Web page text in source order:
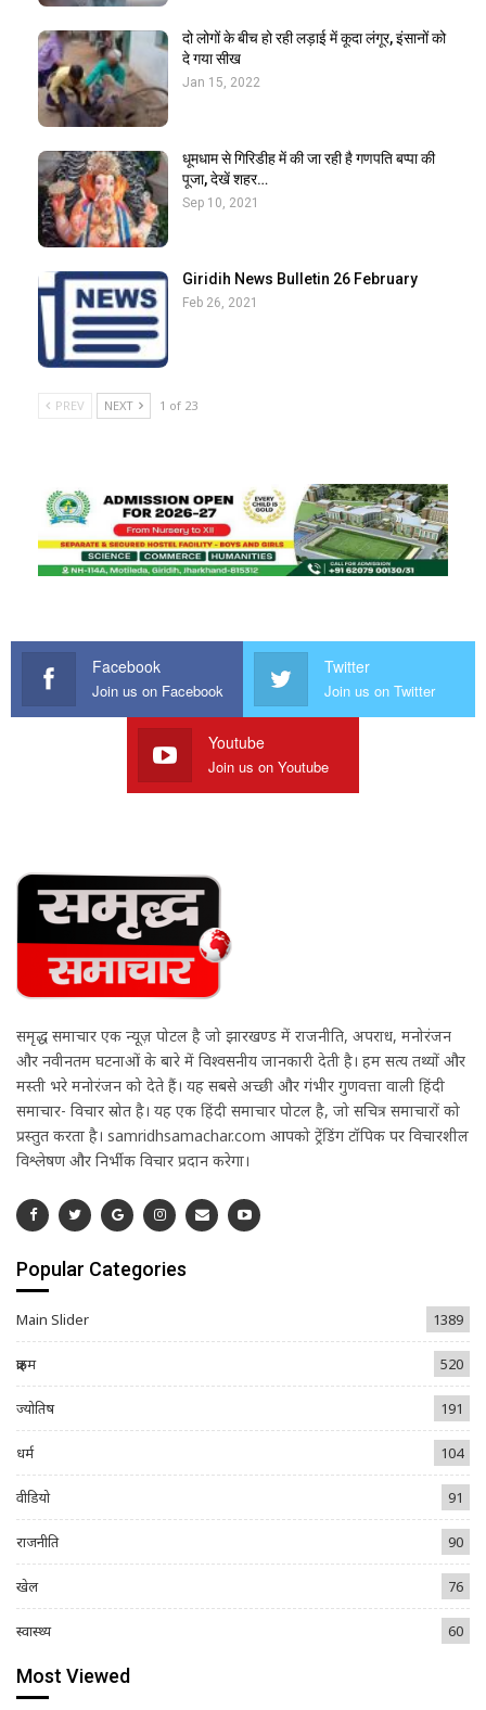
दो लोगों के बीच हो रही लड़ाई में कूदा लंगूर, इंसानों को
दे गया सीख
Jan 15, 2022
धूमधाम से गिरिडीह में की जा रही है गणपति बप्पा की
पूजा, देखें शहर…
Sep 10, 2021
Giridih News Bulletin 26 February
Feb 26, 2021
PREV NEXT 1 of 23
Facebook
Join us on Facebook
Twitter
Join us on Twitter
Youtube
Join us on Youtube
समृद्ध समाचार एक न्यूज़ पोर्टल है जो झारखण्ड में राजनीति, अपराध, मनोरंजन
और नवीनतम घटनाओं के बारे में विश्वसनीय जानकारी देती है। हम सत्य तथ्यों और
मस्ती भरे मनोरंजन को देते हैं। यह सबसे अच्छी और गंभीर गुणवत्ता वाली हिंदी
समाचार- विचार स्रोत है। यह एक हिंदी समाचार पोर्टल है, जो सचित्र समाचारों को
प्रस्तुत करता है। samridhsamachar.com आपको ट्रेंडिंग टॉपिक पर विचारशील
विश्लेषण और निर्भीक विचार प्रदान करेगा।
Popular Categories
Main Slider 1389
क्राइम 520
ज्योतिष 191
धर्म 104
वीडियो 91
राजनीति 90
खेल 76
स्वास्थ्य 60
Most Viewed